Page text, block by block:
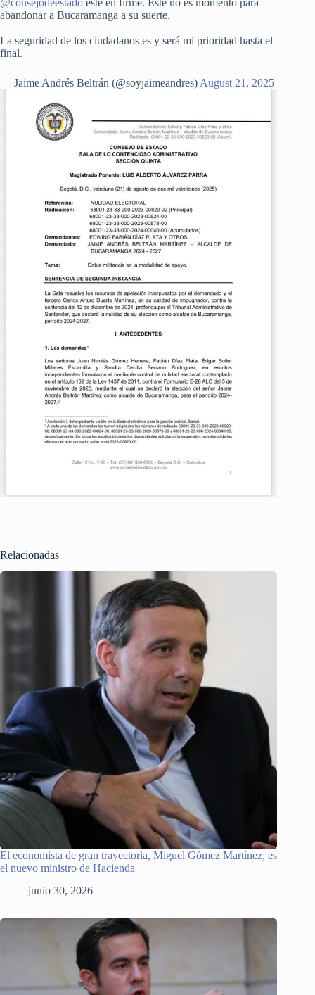
@consejodeestado esté en firme. Este no es momento para
abandonar a Bucaramanga a su suerte.
La seguridad de los ciudadanos es y será mi prioridad hasta el
final.
— Jaime Andrés Beltrán (@soyjaimeandres) August 21, 2025
Relacionadas
El economista de gran trayectoria, Miguel Gómez Martínez, es
el nuevo ministro de Hacienda
junio 30, 2026